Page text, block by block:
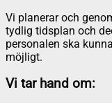
Vi planerar och
tydlig tidsplan och
personalen ska
möjligt.
Vi tar hand om: